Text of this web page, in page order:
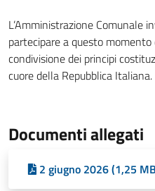
L’Amministrazione Comunale
partecipare a questo
condivisione dei principi
cuore della Repubblica Italiana.
Documenti allegati
2 giugno 2026 (1,25